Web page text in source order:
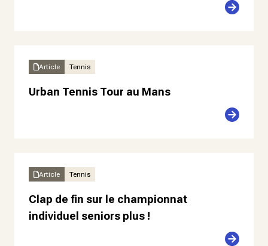
Article Tennis
Urban Tennis Tour au Mans
Article Tennis
Clap de fin sur le championnat
individuel seniors plus !